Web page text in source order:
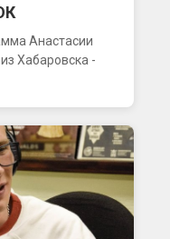
Анастасии
Хабаровска -